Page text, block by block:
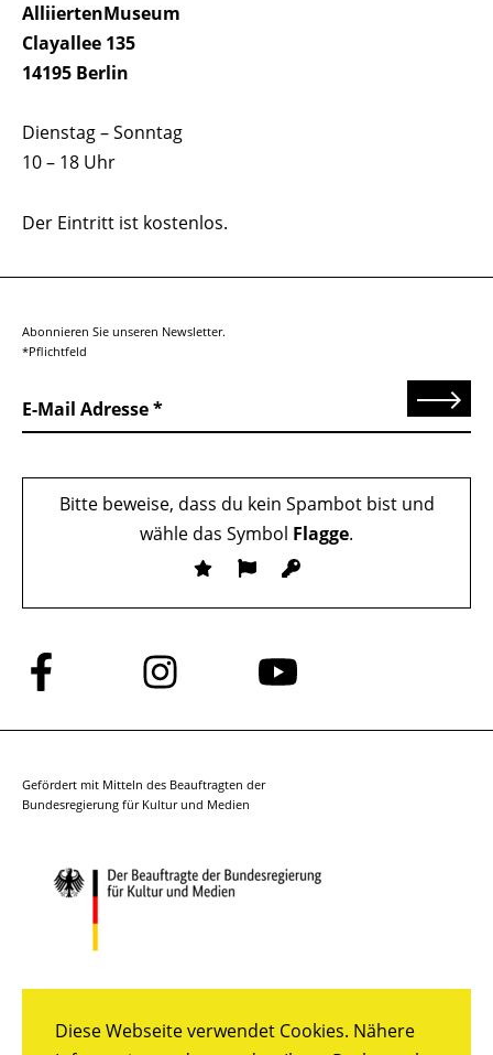
Diese Webseite verwendet Cookies. Nähere
AlliiertenMuseum
Clayallee 135
14195 Berlin
Dienstag – Sonntag
10 – 18 Uhr
Der Eintritt ist kostenlos.
Abonnieren Sie unseren Newsletter.
*Pflichtfeld
E-Mail Adresse Senden
Bitte beweise, dass du kein Spambot bist und
wähle das Symbol Flagge.
Folge
uns
auf
Folge
uns
auf
Folge
auf
Gefördert mit Mitteln des Beauftragten der
Bundesregierung für Kultur und Medien